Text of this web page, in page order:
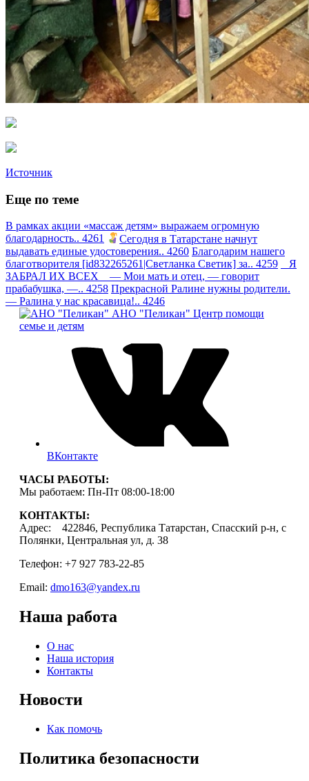
Источник
Еще по теме
В рамках акции «массаж детям» выражаем огромную
благодарность.. 4261
Сегодня в Татарстане начнут
выдавать единые удостоверения.. 4260 Благодарим нашего
благотворителя [id832265261|Светланка Светик] за.. 4259
Я
ЗАБРАЛ ИХ ВСЕХ — Мои мать и отец, — говорит
прабабушка, —.. 4258 Прекрасной Ралине нужны родители.
— Ралина у нас красавица!.. 4246
АНО "Пеликан" Центр помощи
семье и детям
ВКонтакте
ЧАСЫ РАБОТЫ:
Мы работаем: Пн-Пт 08:00-18:00
КОНТАКТЫ:
Адрес: 422846, Республика Татарстан, Спасский р-н, с
Полянки, Центральная ул, д. 38
Телефон: +7 927 783-22-85
Email: dmo163@yandex.ru
Наша работа
О нас
Наша история
Контакты
Новости
Как помочь
Политика безопасности